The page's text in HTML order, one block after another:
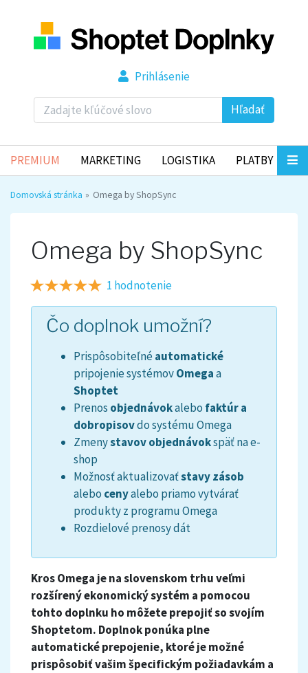
Hľadať
Prihlásenie
PREMIUM MARKETING LOGISTIKA PLATBY
Domovská stránka Omega by ShopSync
Omega by ShopSync
1 hodnotenie
Čo doplnok umožní?
Prispôsobiteľnéautomatické
pripojenie systémovOmegaa
Shoptet
Prenos objednávokalebo faktúr a
dobropisovdo systému Omega
Zmenystavov objednávokspäť na e-
shop
Možnosť aktualizovaťstavy zásob
alebo cenyalebo priamo vytvárať
produkty z programu Omega
Rozdielové prenosy dát
Kros Omega je na slovenskom trhu veľmi
rozšírený ekonomický systém a pomocou
tohto doplnku ho môžete prepojiť so svojím
Shoptetom. Doplnok ponúka plne
automatické prepojenie, ktoré je možné
prispôsobiť vašim špecifickým požiadavkám a